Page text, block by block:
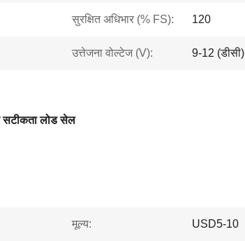
सुरक्षित अधिभार (% FS): 120
उत्तेजना वोल्टेज (V): 9-12 (डीसी)
सटीकता लोड सेल
मूल्य: USD5-10